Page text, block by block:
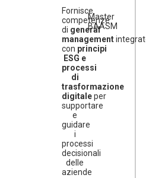
Master
BAASM
Fornisce
competenze
di general
management
con principi
ESG e
processi
di
trasformazione
digitaleper
supportare
e
guidare
i
processi
decisionali
delle
aziende